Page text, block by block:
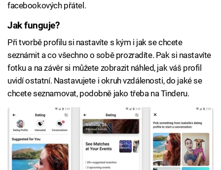
facebookových přátel.
Jak funguje?
Při tvorbě profilu si nastavíte s kým i jak se chcete
seznámit a co všechno o sobě prozradíte. Pak si nastavíte
fotku a na závěr si můžete zobrazit náhled, jak váš profil
uvidí ostatní. Nastavujete i okruh vzdálenosti, do jaké se
chcete seznamovat, podobně jako třeba na Tinderu.